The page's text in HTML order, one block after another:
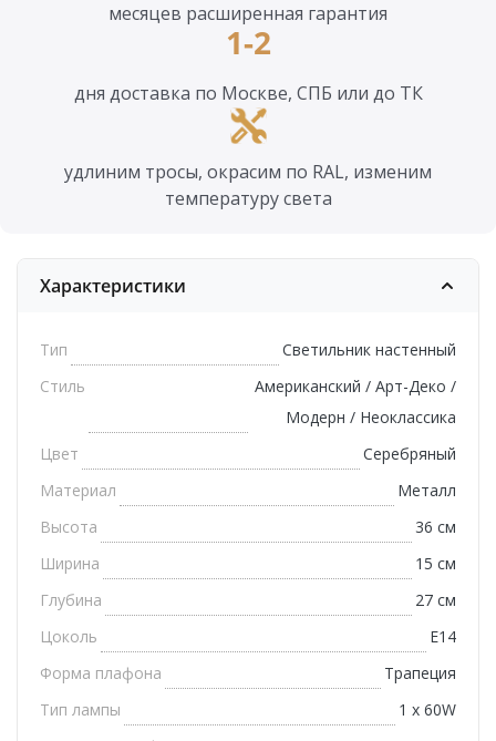
месяцев расширенная гарантия
1-2
дня доставка по Москве, СПБ или до ТК
удлиним тросы, окрасим по RAL, изменим
температуру света
Характеристики
Тип
Светильник настенный
Стиль
Американский / Арт-Деко /
Модерн / Неоклассика
Цвет
Серебряный
Материал
Металл
Высота
36 см
Ширина
15 см
Глубина
27 см
Цоколь
E14
Форма плафона
Трапеция
Тип лампы
1 x 60W